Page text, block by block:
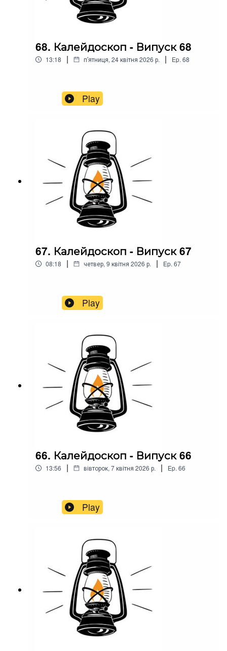
68. Калейдоскоп - Випуск 68
13:18 | пʼятниця, 24 квітня 2026 р. | Ep. 68
Play
67. Калейдоскоп - Випуск 67
08:18 | четвер, 9 квітня 2026 р. | Ep. 67
Play
66. Калейдоскоп - Випуск 66
13:56 | вівторок, 7 квітня 2026 р. | Ep. 66
Play